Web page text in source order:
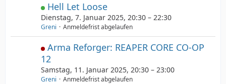
Hell Let Loose
Dienstag, 7. Januar 2025, 20:30 – 22:30
Greni Anmeldefrist abgelaufen
Arma Reforger: REAPER CORE CO-OP
12
Samstag, 11. Januar 2025, 20:30 – 23:00
Greni Anmeldefrist abgelaufen